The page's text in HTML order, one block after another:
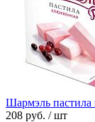
Шармэль пастила
208 руб. / шт